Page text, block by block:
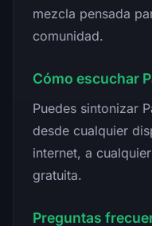
mezcla pensada
comunidad.
Cómo escuchar
Puedes sintonizar
desde cualquier
internet, a
gratuita.
Preguntas